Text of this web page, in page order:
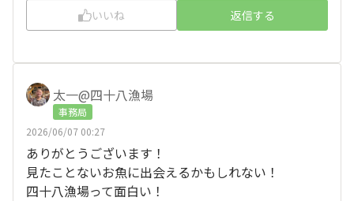
いいね 返信する
太一@四十八漁場
事務局
2026/06/07 00:27
ありがとうございます！
見たことないお魚に出会えるかもしれない！
四十八漁場って面白い！